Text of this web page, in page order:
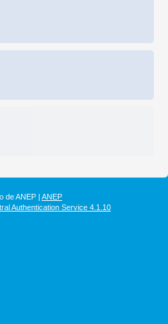
de ANEP | ANEP
Authentication Service 4.1.10